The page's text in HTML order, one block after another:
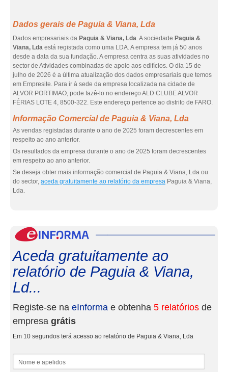
Dados gerais de Paguia & Viana, Lda
Dados empresariais da Paguia & Viana, Lda. A sociedade Paguia &
Viana, Lda está registada como uma LDA. A empresa tem já 50 anos
desde a data da sua fundação. A empresa centra as suas atividades no
sector de Atividades combinadas de apoio aos edifícios. O dia 15 de
julho de 2026 é a última atualização dos dados empresariais que temos
em Empresite. Para ir à sede da empresa localizada na cidade de
ALVOR PORTIMAO, pode fazê-lo no endereço ALD CLUBE ALVOR
FÉRIAS LOTE 4, 8500-322. Este endereço pertence ao distrito de FARO.
Informação Comercial de Paguia & Viana, Lda
As vendas registadas durante o ano de 2025 foram decrescentes em
respeito ao ano anterior.
Os resultados da empresa durante o ano de 2025 foram decrescentes
em respeito ao ano anterior.
Se deseja obter mais informação comercial de Paguia & Viana, Lda ou
do sector, aceda gratuitamente ao relatório da empresa Paguia & Viana,
Lda.
Aceda gratuitamente ao
relatório de Paguia & Viana,
Ld...
Registe-se na eInforma e obtenha 5 relatórios de
empresa grátis
Em 10 segundos terá acesso ao relatório de Paguia & Viana, Lda